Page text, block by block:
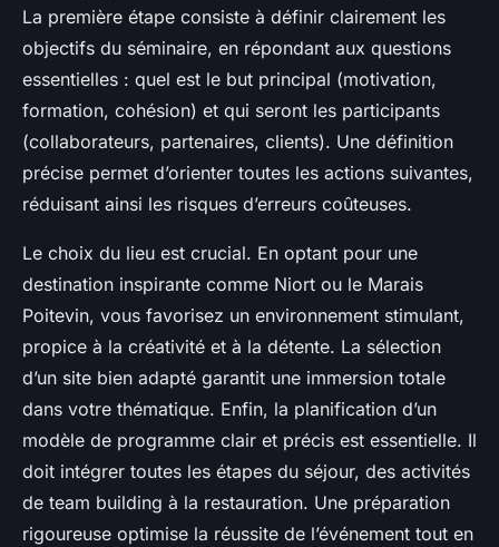
La première étape consiste à définir clairement les
objectifs du séminaire, en répondant aux questions
essentielles : quel est le but principal (motivation,
formation, cohésion) et qui seront les participants
(collaborateurs, partenaires, clients). Une définition
précise permet d’orienter toutes les actions suivantes,
réduisant ainsi les risques d’erreurs coûteuses.
Le choix du lieu est crucial. En optant pour une
destination inspirante comme Niort ou le Marais
Poitevin, vous favorisez un environnement stimulant,
propice à la créativité et à la détente. La sélection
d’un site bien adapté garantit une immersion totale
dans votre thématique. Enfin, la planification d’un
modèle de programme clair et précis est essentielle. Il
doit intégrer toutes les étapes du séjour, des activités
de team building à la restauration. Une préparation
rigoureuse optimise la réussite de l’événement tout en